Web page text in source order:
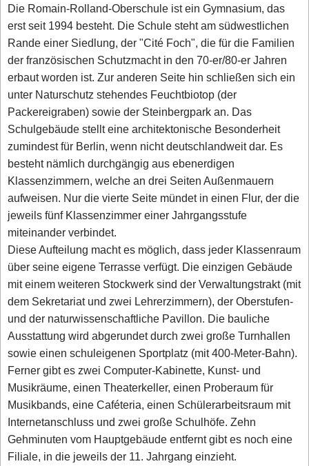
Die Romain-Rolland-Oberschule ist ein Gymnasium, das
erst seit 1994 besteht. Die Schule steht am südwestlichen
Rande einer Siedlung, der "Cité Foch", die für die Familien
der französischen Schutzmacht in den 70-er/80-er Jahren
erbaut worden ist. Zur anderen Seite hin schließen sich ein
unter Naturschutz stehendes Feuchtbiotop (der
Packereigraben) sowie der Steinbergpark an. Das
Schulgebäude stellt eine architektonische Besonderheit
zumindest für Berlin, wenn nicht deutschlandweit dar. Es
besteht nämlich durchgängig aus ebenerdigen
Klassenzimmern, welche an drei Seiten Außenmauern
aufweisen. Nur die vierte Seite mündet in einen Flur, der die
jeweils fünf Klassenzimmer einer Jahrgangsstufe
miteinander verbindet.
Diese Aufteilung macht es möglich, dass jeder Klassenraum
über seine eigene Terrasse verfügt. Die einzigen Gebäude
mit einem weiteren Stockwerk sind der Verwaltungstrakt (mit
dem Sekretariat und zwei Lehrerzimmern), der Oberstufen-
und der naturwissenschaftliche Pavillon. Die bauliche
Ausstattung wird abgerundet durch zwei große Turnhallen
sowie einen schuleigenen Sportplatz (mit 400-Meter-Bahn).
Ferner gibt es zwei Computer-Kabinette, Kunst- und
Musikräume, einen Theaterkeller, einen Proberaum für
Musikbands, eine Caféteria, einen Schülerarbeitsraum mit
Internetanschluss und zwei große Schulhöfe. Zehn
Gehminuten vom Hauptgebäude entfernt gibt es noch eine
Filiale, in die jeweils der 11. Jahrgang einzieht.